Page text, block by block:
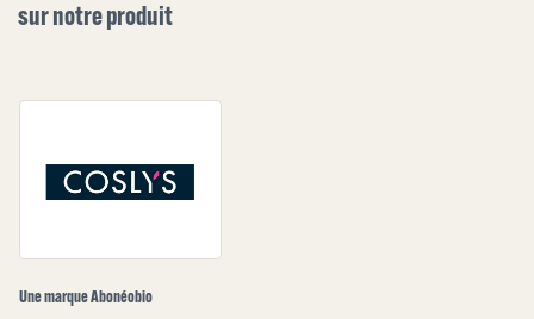
sur notre produit
Une marque Abonéobio